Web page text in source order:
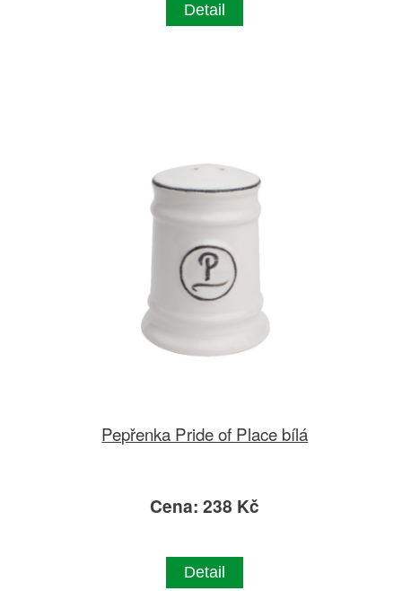
Detail
Pepřenka Pride of Place bílá
Cena: 238 Kč
Detail